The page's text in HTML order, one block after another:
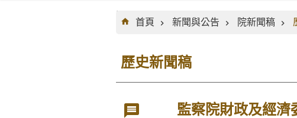
:::
首頁
新聞與公告 院新聞稿
歷史新聞稿
監察院財政及經濟委